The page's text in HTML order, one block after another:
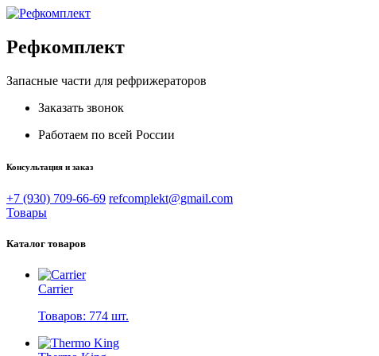
Рефкомплект
Запасные части для рефрижераторов
Заказать звонок
Работаем по всей России
Консультация и заказ
+7 (930) 709-66-69 refcomplekt@gmail.com
Товары
Каталог товаров
Carrier
Товаров: 774 шт.